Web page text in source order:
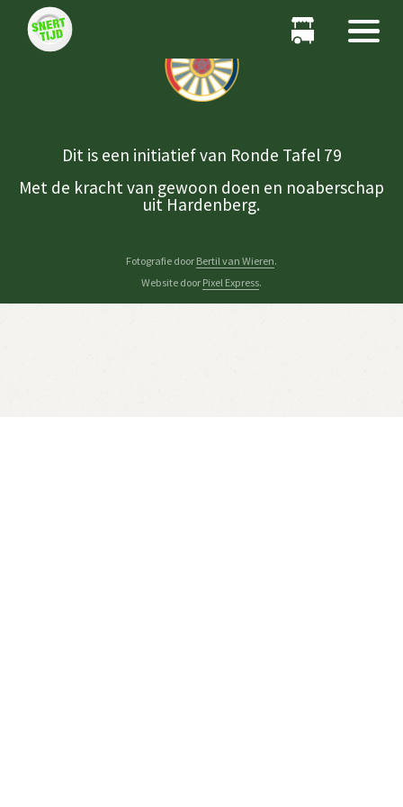
Dit is een initiatief van Ronde Tafel 79
Met de kracht van gewoon doen en noaberschap
uit Hardenberg.
Fotografie door Bertil van Wieren.
Website door Pixel Express.